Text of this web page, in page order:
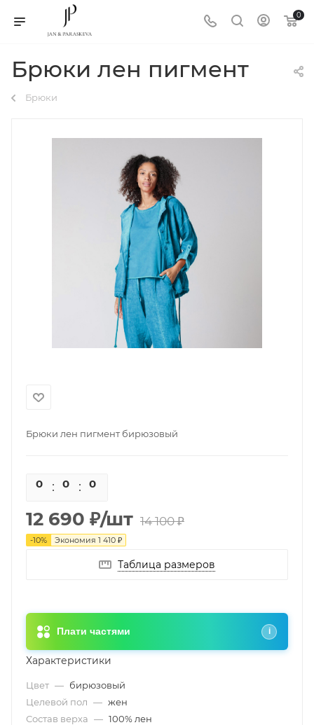
0
Брюки лен пигмент
Брюки
Брюки лен пигмент бирюзовый
0 0 0
12 690 ₽/шт 14 100₽
-10% Экономия 1 410 ₽
Таблица размеров
Плати частями i
Характеристики
Цвет — бирюзовый
Целевой пол — жен
Состав верха — 100% лен